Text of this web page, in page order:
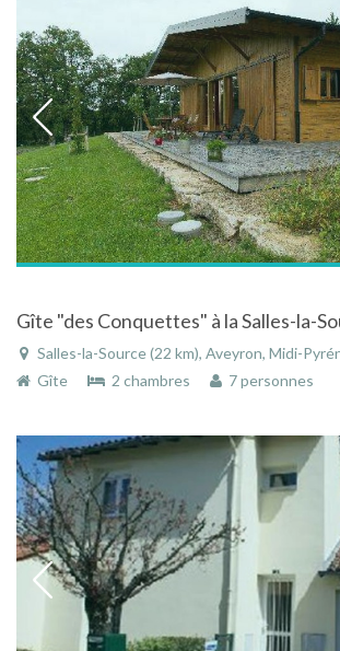
Salles-la-Source (22 km), Aveyron, Midi-
Gîte
2 chambres 7 personnes